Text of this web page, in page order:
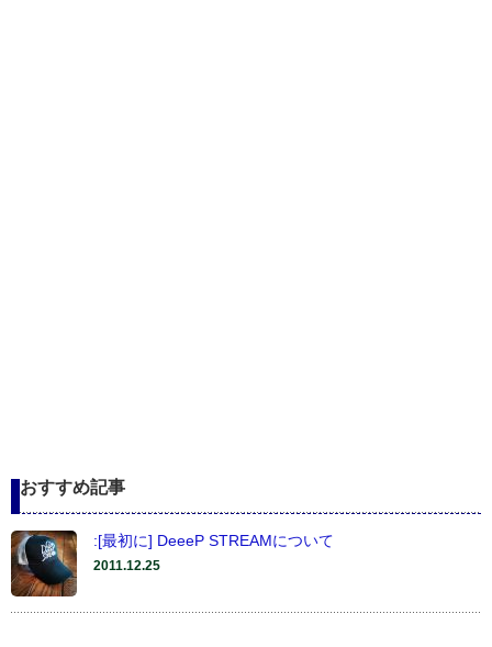
おすすめ記事
:[最初に] DeeeP STREAMについて
2011.12.25